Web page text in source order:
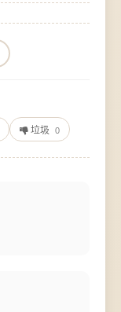
垃圾 0